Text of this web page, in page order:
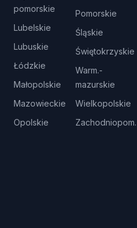
pomorskie
Lubelskie
Lubuskie
Łódzkie
Małopolskie
Mazowieckie
Opolskie
Pomorskie
Śląskie
Świętokrzyskie
Warm.-
mazurskie
Wielkopolskie
Zachodniopom.